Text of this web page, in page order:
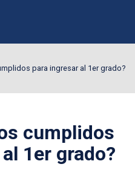
para ingresar al 1er grado?
cumplidos
1er grado?